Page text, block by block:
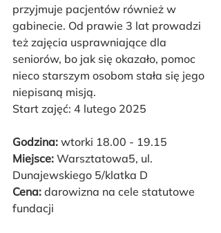
przyjmuje pacjentów również w
gabinecie. Od prawie 3 lat prowadzi
też zajęcia usprawniające dla
seniorów, bo jak się okazało, pomoc
nieco starszym osobom stała się jego
niepisaną misją.
Start zajęć: 4 lutego 2025
Godzina: wtorki 18.00 - 19.15
Miejsce: Warsztatowa5, ul.
Dunajewskiego 5/klatka D
Cena: darowizna na cele statutowe
fundacji